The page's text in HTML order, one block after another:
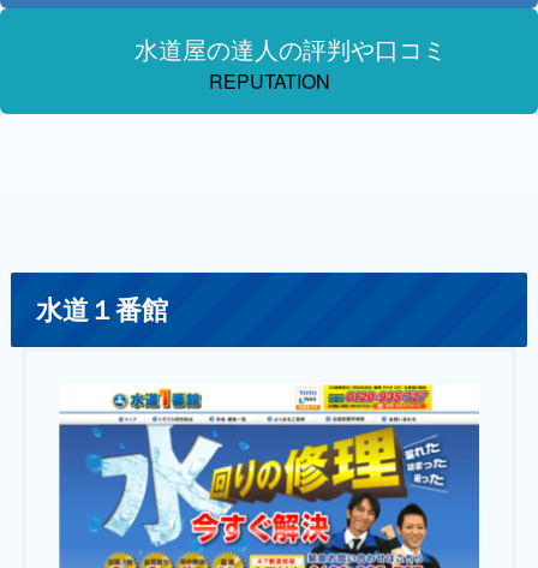
水道屋の達人の評判や口コミ
REPUTATION
水道１番館